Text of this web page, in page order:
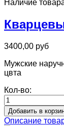
Наличие
3400,00 руб
Мужские
цвта
Кол-во:
Описание